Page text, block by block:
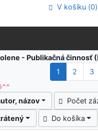
V košíku (0)
- Publikačná činnosť
1 2 3
názov Počet
Do košíka